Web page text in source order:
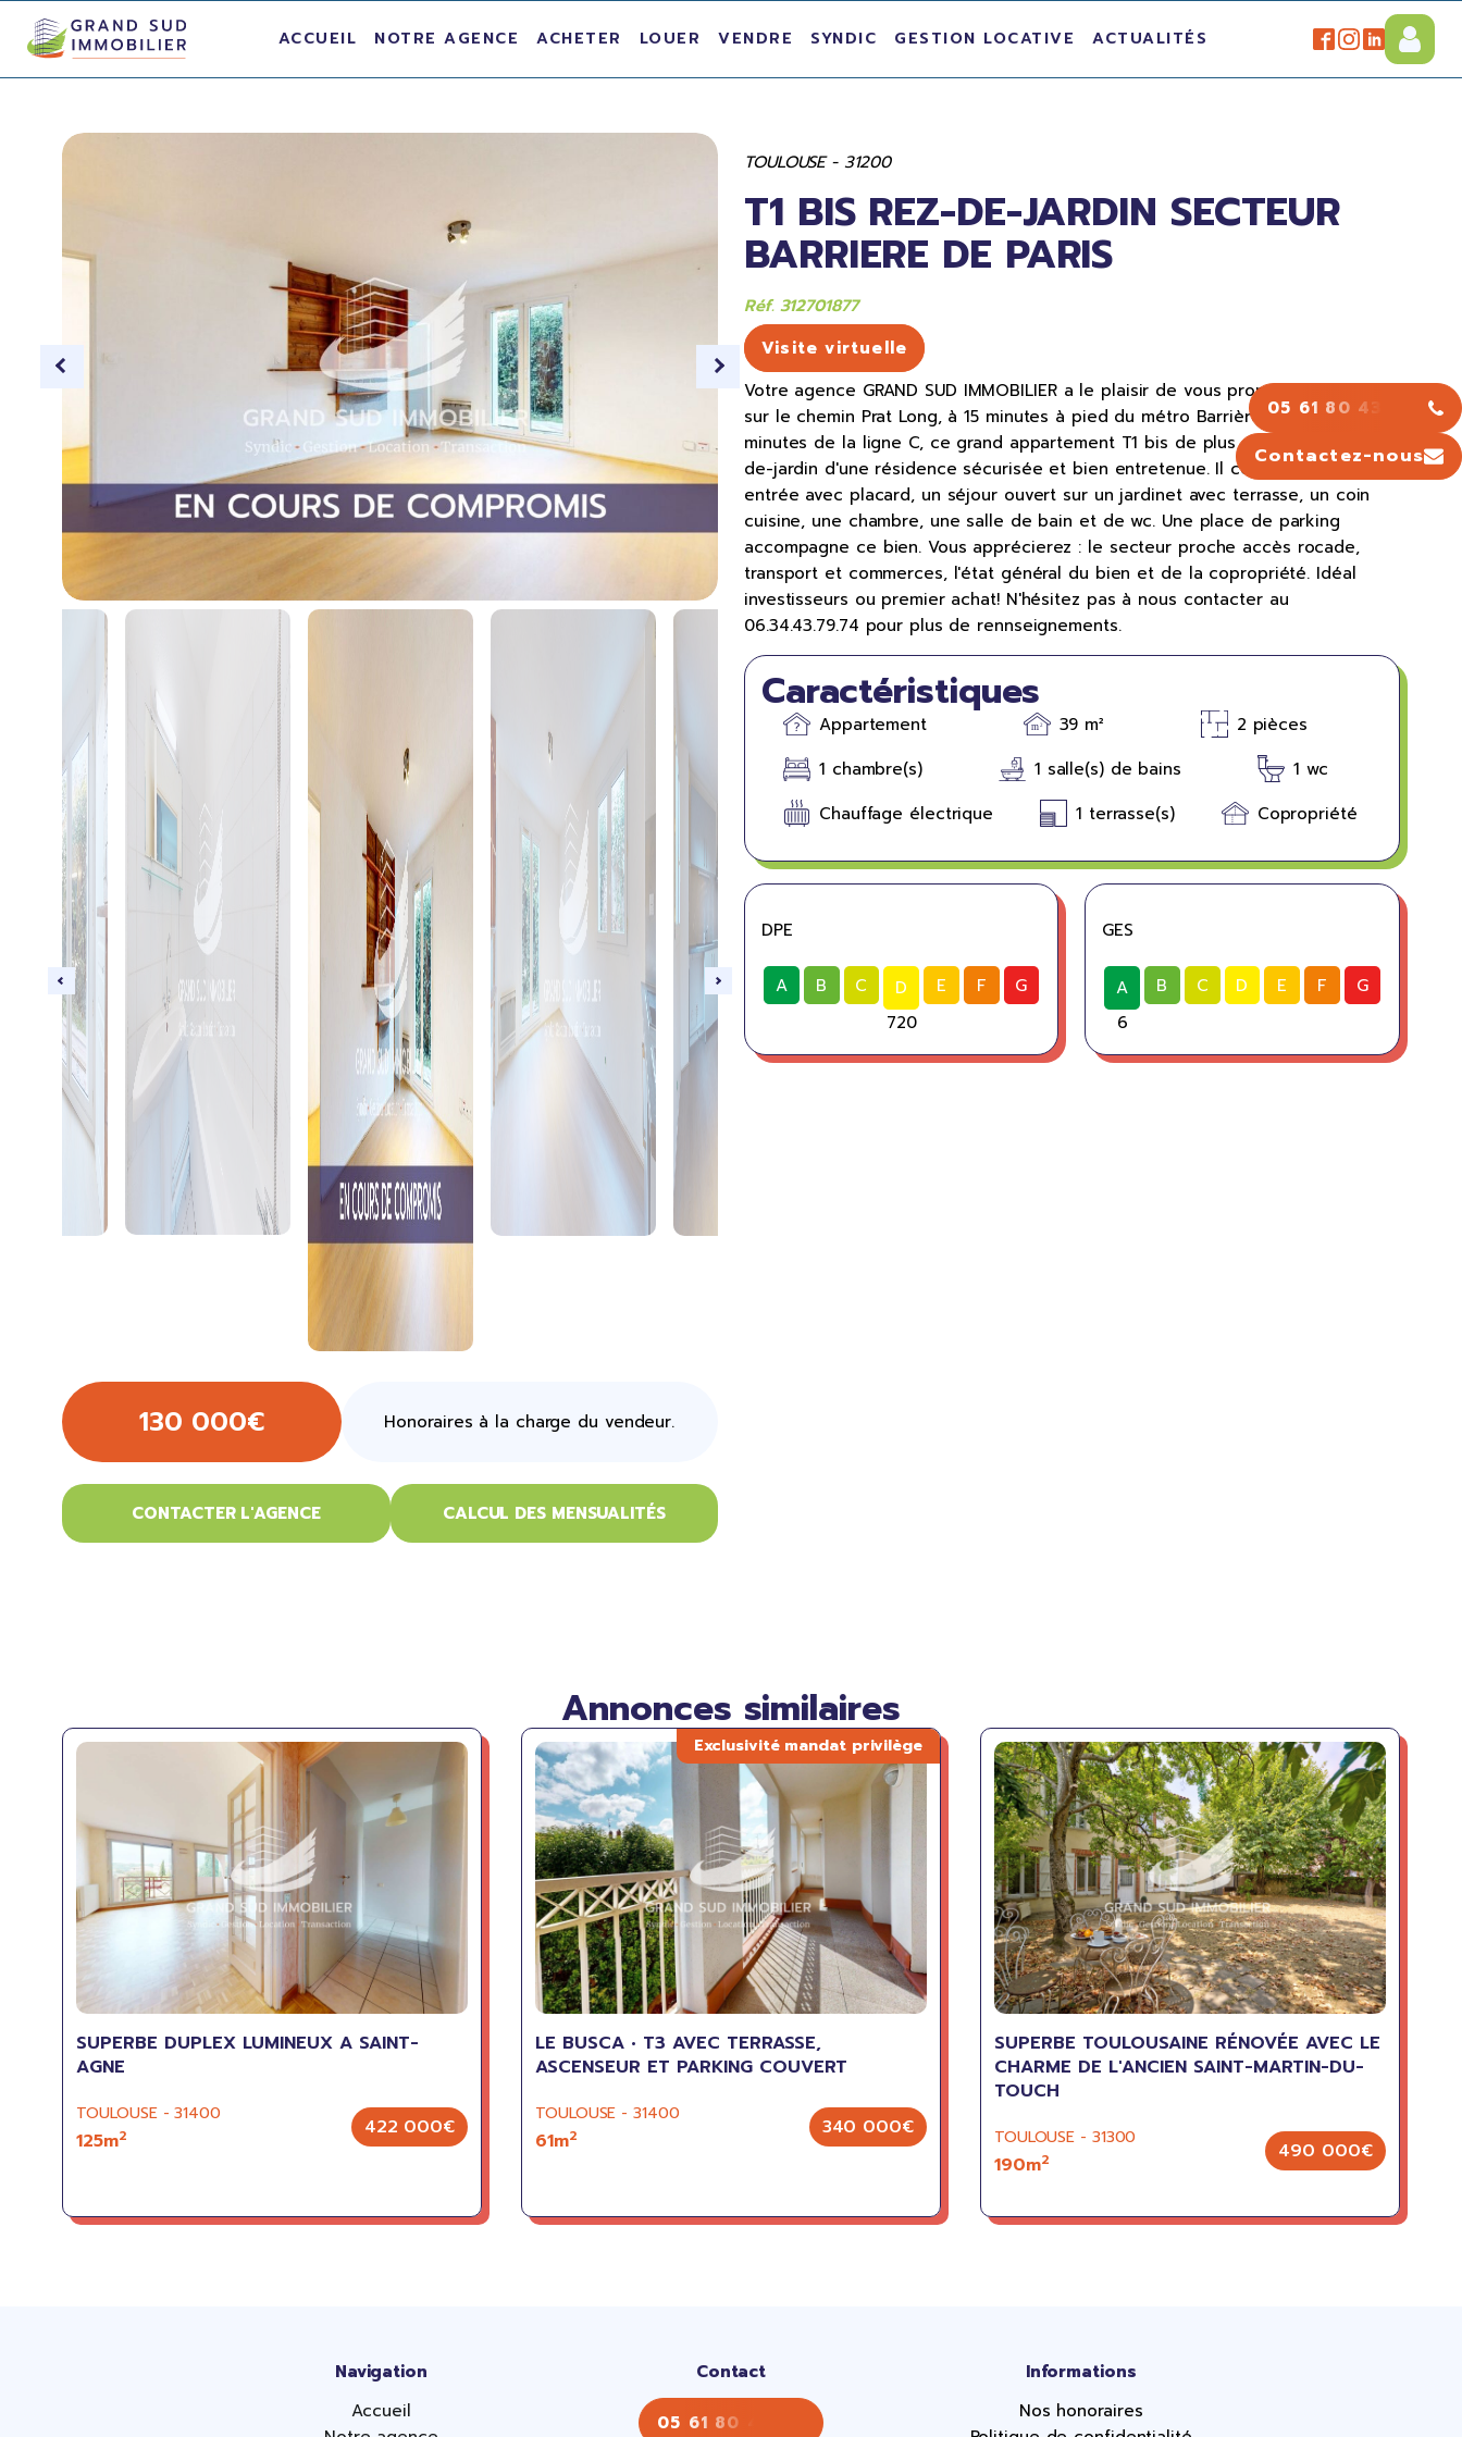
ACCUEIL NOTRE AGENCE ACHETER LOUER VENDRE SYNDIC GESTION LOCATIVE ACTUALITÉS
05 61 80 43 43
Contactez-nous
130 000€ Honoraires à la charge du vendeur.
CONTACTER L'AGENCE CALCUL DES MENSUALITÉS
TOULOUSE - 31200
T1 BIS REZ-DE-JARDIN SECTEUR
BARRIERE DE PARIS
Réf. 312701877
Visite virtuelle
Votre agence GRAND SUD IMMOBILIER a le plaisir de vous proposer à la vente,
sur le chemin Prat Long, à 15 minutes à pied du métro Barrière de Paris et à 10
minutes de la ligne C, ce grand appartement T1 bis de plus de 39 m² en rez-
de-jardin d'une résidence sécurisée et bien entretenue. Il comprend une
entrée avec placard, un séjour ouvert sur un jardinet avec terrasse, un coin
cuisine, une chambre, une salle de bain et de wc. Une place de parking
accompagne ce bien. Vous apprécierez : le secteur proche accès rocade,
transport et commerces, l'état général du bien et de la copropriété. Idéal
investisseurs ou premier achat! N'hésitez pas à nous contacter au
06.34.43.79.74 pour plus de rennseignements.
Caractéristiques
Appartement 39 m²
2 pièces
1 chambre(s)
1 salle(s) de bains
1 wc
Chauffage électrique
1 terrasse(s) Copropriété
DPE
A B C
D
720
E F G
GES
A
6
B C D E F G
Annonces similaires
SUPERBE DUPLEX LUMINEUX A SAINT-
AGNE
TOULOUSE - 31400
125m2 422 000€
LE BUSCA • T3 AVEC TERRASSE,
ASCENSEUR ET PARKING COUVERT
TOULOUSE - 31400
61m2 340 000€
SUPERBE TOULOUSAINE RÉNOVÉE AVEC LE
CHARME DE L'ANCIEN SAINT-MARTIN-DU-
TOUCH
TOULOUSE - 31300
190m2 490 000€
Navigation
Accueil
Contact
05 61 80 43 43
Informations
Nos honoraires